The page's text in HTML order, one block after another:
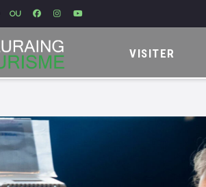
VISITER
OU